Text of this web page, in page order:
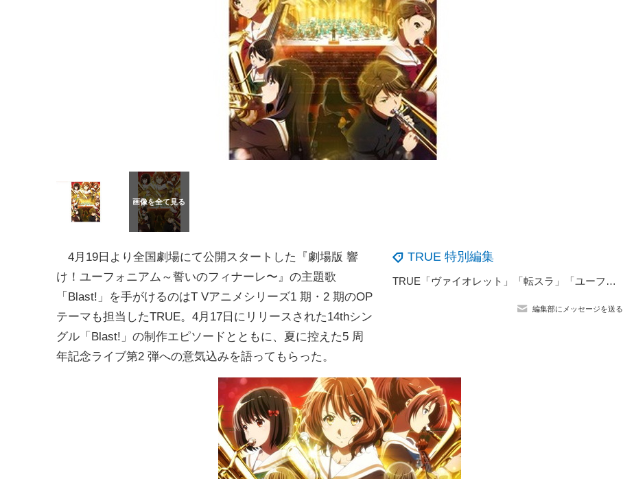
TRUE 特別編集
TRUE「ヴァイオレット」「転スラ」「ユーフォ」など主題歌披露！ ライブ公式レポート
編集部にメッセージを送る
4月19日より全国劇場にて公開スタートした『劇場版 響
け！ユーフォニアム～誓いのフィナーレ〜』の主題歌
「Blast!」を手がけるのはT Vアニメシリーズ1 期・2 期のOP
テーマも担当したTRUE。4月17日にリリースされた14thシン
グル「Blast!」の制作エピソードとともに、夏に控えた5 周
年記念ライブ第2 弾への意気込みを語ってもらった。